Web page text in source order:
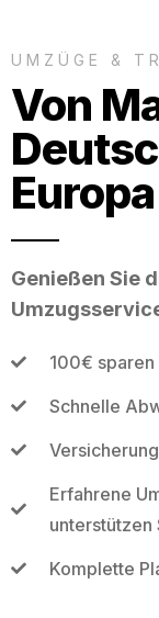
UMZÜGE &
Von
Europa
Genießen Sie
100€ sparen
Schnelle
Erfahrene
unterstützen
Komplette